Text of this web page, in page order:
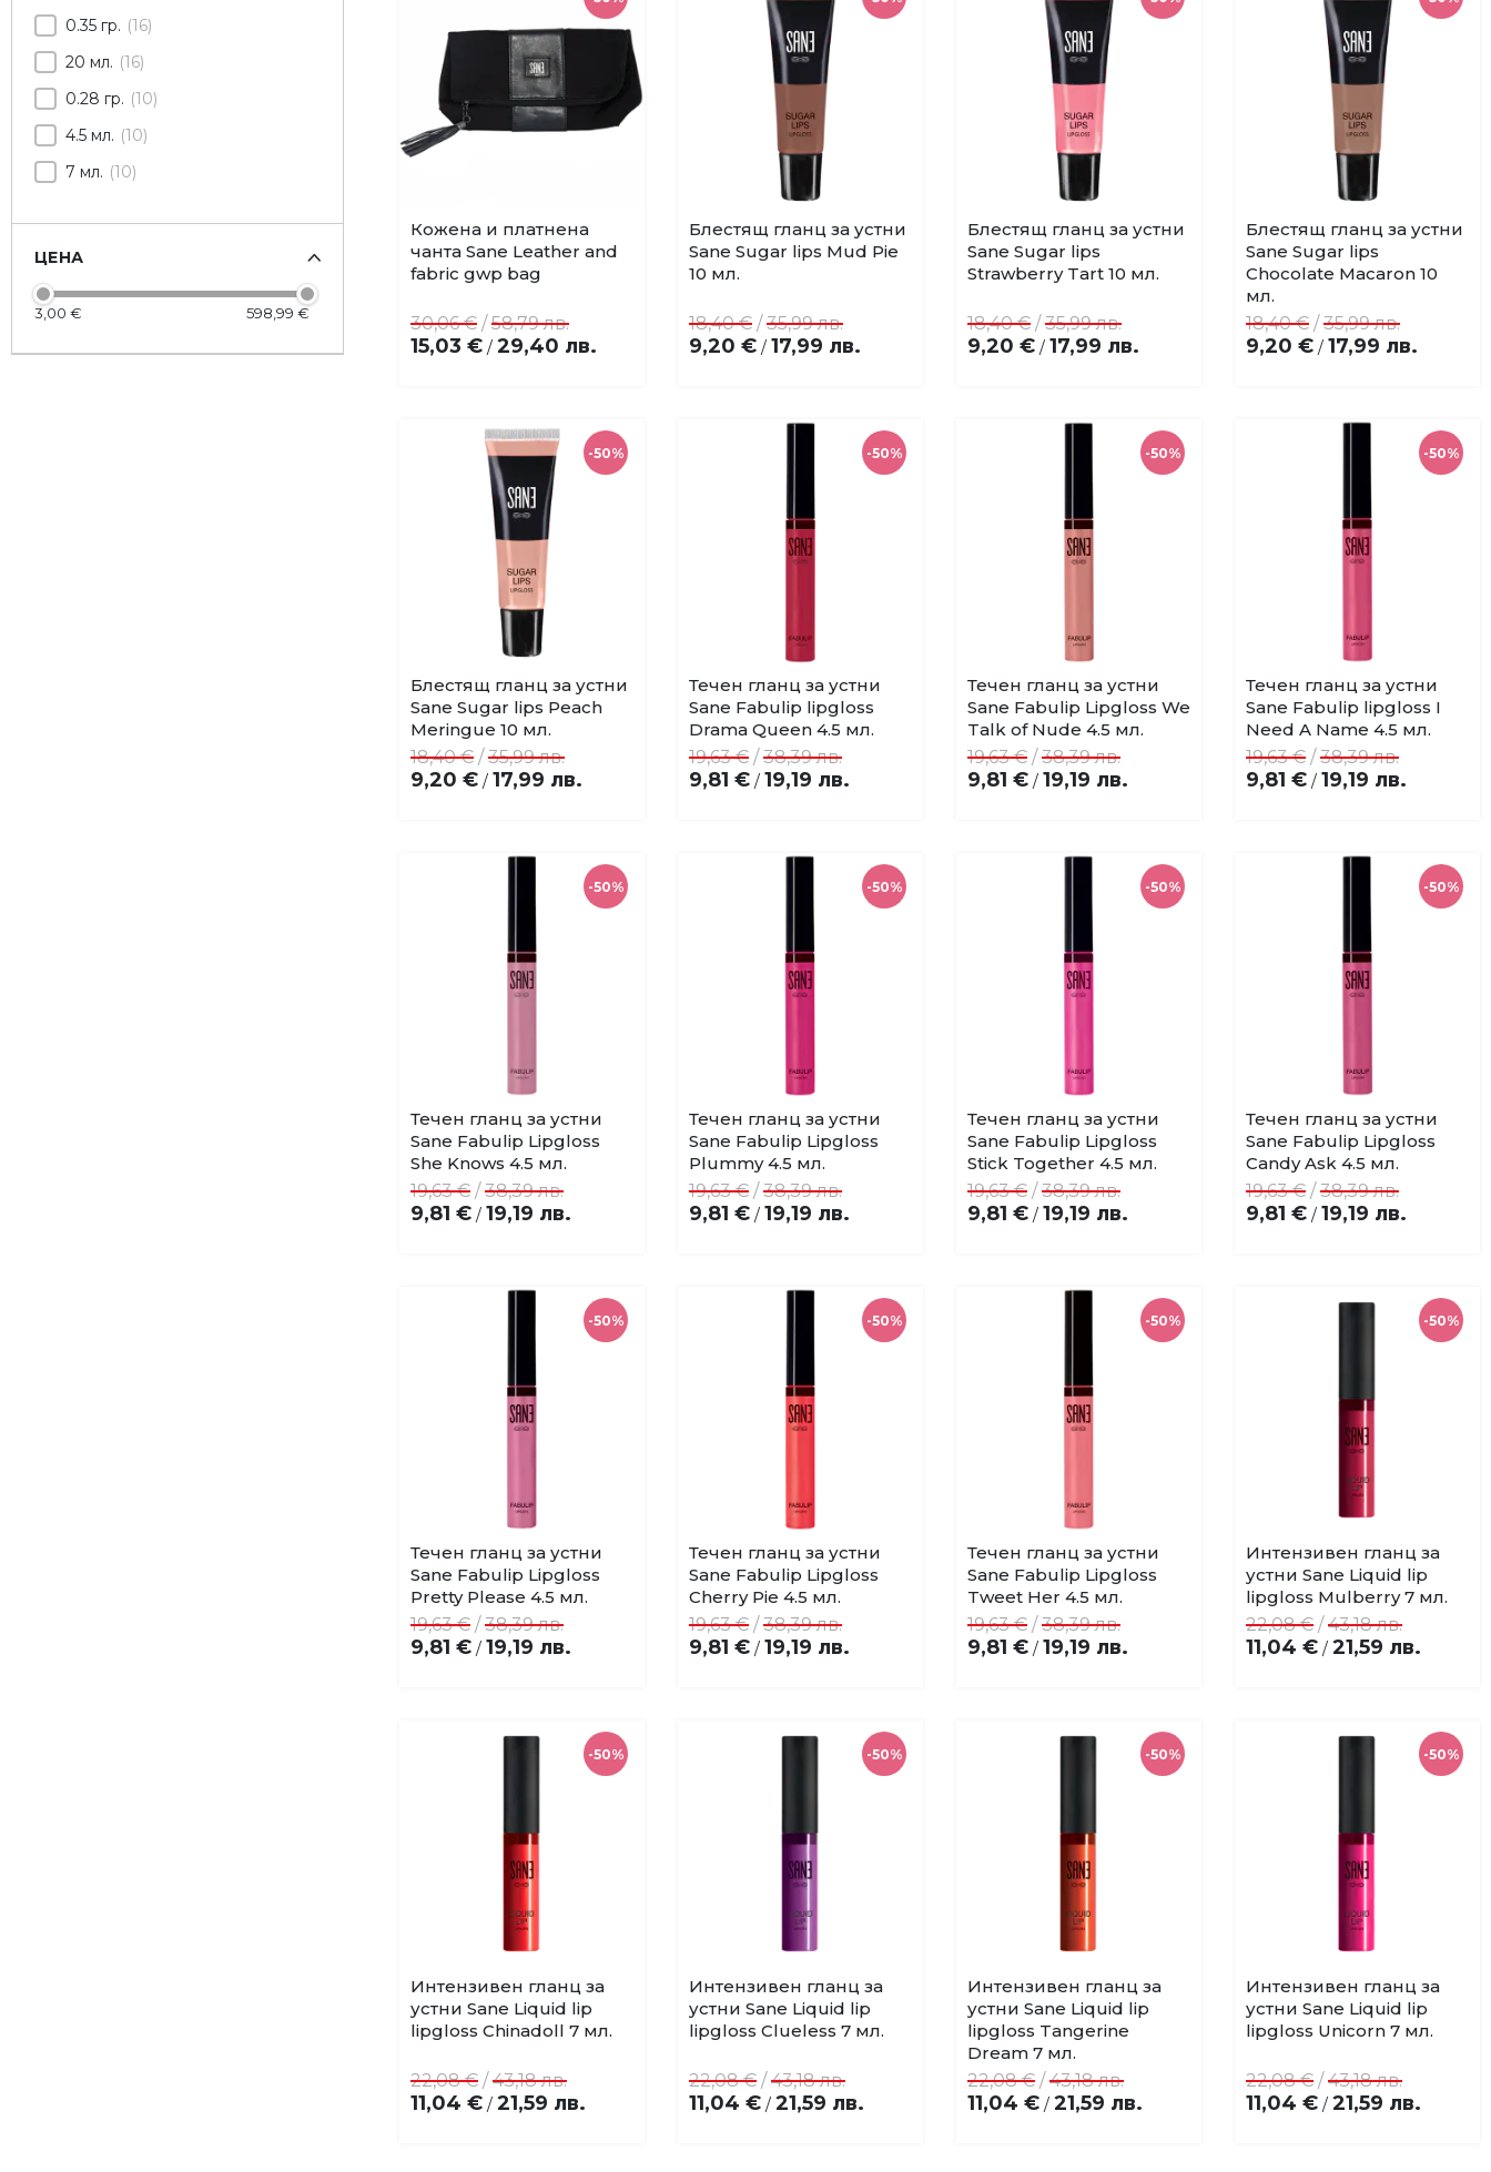
Добави
в
Купи
Кожена и платнена
чанта Sane Leather and
fabric gwp bag
15,03 € / 29,40 лв.
30,06 € /58,79 лв.
Добави
в
Купи
Блестящ гланц за устни
Sane Sugar lips Mud Pie
10 мл.
9,20 € / 17,99 лв.
18,40 € /35,99 лв.
Добави
любими
Купи
Блестящ гланц за устни
Sane Sugar lips
Strawberry Tart 10 мл.
9,20 € / 17,99 лв.
18,40 € /35,99 лв.
Добави
любими
Купи
Блестящ гланц за устни
Sane Sugar lips
Chocolate Macaron 10
мл.
9,20 € / 17,99 лв.
18,40 € /35,99 лв.
-50%
Добави
в
любими
Купи
Блестящ гланц за устни
Sane Sugar lips Peach
Meringue 10 мл.
9,20 € / 17,99 лв.
18,40 € /35,99 лв.
-50%
Добави
в
любими
Купи
Течен гланц за устни
Sane Fabulip lipgloss
Drama Queen 4.5 мл.
9,81 € / 19,19 лв.
19,63 € /38,39 лв.
-50%
Добави
в
любими
Купи
Течен гланц за устни
Sane Fabulip Lipgloss We
Talk of Nude 4.5 мл.
9,81 € / 19,19 лв.
19,63 € /38,39 лв.
-50%
Добави
в
любими
Купи
Течен гланц за устни
Sane Fabulip lipgloss I
Need A Name 4.5 мл.
9,81 € / 19,19 лв.
19,63 € /38,39 лв.
-50%
Добави
в
любими
Купи
Течен гланц за устни
Sane Fabulip Lipgloss
She Knows 4.5 мл.
9,81 € / 19,19 лв.
19,63 € /38,39 лв.
-50%
Добави
в
Купи
Течен гланц за устни
Sane Fabulip Lipgloss
Plummy 4.5 мл.
9,81 € / 19,19 лв.
19,63 € /38,39 лв.
-50%
Добави
в
любими
Купи
Течен гланц за устни
Sane Fabulip Lipgloss
Stick Together 4.5 мл.
9,81 € / 19,19 лв.
19,63 € /38,39 лв.
-50%
Добави
в
любими
Купи
Течен гланц за устни
Sane Fabulip Lipgloss
Candy Ask 4.5 мл.
9,81 € / 19,19 лв.
19,63 € /38,39 лв.
-50%
Добави
в
любими
Купи
Течен гланц за устни
Sane Fabulip Lipgloss
Pretty Please 4.5 мл.
9,81 € / 19,19 лв.
19,63 € /38,39 лв.
-50%
Добави
в
любими
Купи
Течен гланц за устни
Sane Fabulip Lipgloss
Cherry Pie 4.5 мл.
9,81 € / 19,19 лв.
19,63 € /38,39 лв.
-50%
Добави
в
любими
Купи
Течен гланц за устни
Sane Fabulip Lipgloss
Tweet Her 4.5 мл.
9,81 € / 19,19 лв.
19,63 € /38,39 лв.
-50%
Добави
в
любими
Купи
Интензивен гланц за
устни Sane Liquid lip
lipgloss Mulberry 7 мл.
11,04 € / 21,59 лв.
22,08 € /43,18 лв.
-50%
Добави
в
любими
Купи
Интензивен гланц за
устни Sane Liquid lip
lipgloss Chinadoll 7 мл.
11,04 € / 21,59 лв.
22,08 € /43,18 лв.
-50%
Добави
в
любими
Купи
Интензивен гланц за
устни Sane Liquid lip
lipgloss Clueless 7 мл.
11,04 € / 21,59 лв.
22,08 € /43,18 лв.
-50%
Добави
в
любими
Купи
Интензивен гланц за
устни Sane Liquid lip
lipgloss Tangerine
Dream 7 мл.
11,04 € / 21,59 лв.
22,08 € /43,18 лв.
-50%
Добави
в
любими
Купи
Интензивен гланц за
устни Sane Liquid lip
lipgloss Unicorn 7 мл.
11,04 € / 21,59 лв.
22,08 € /43,18 лв.
0.35 гр.
16
20 мл.
16
0.28 гр.
10
4.5 мл.
10
7 мл.
10
10 мл.
6 гр. 3
ЦЕНА
3,00 € 598,99 €